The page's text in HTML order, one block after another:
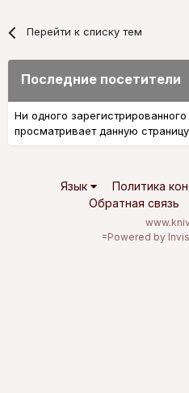
Перейти к списку тем
Последние посетители
Ни одного
просматривает данную страницу
Язык
Политика
Обратная связь
=Powered by